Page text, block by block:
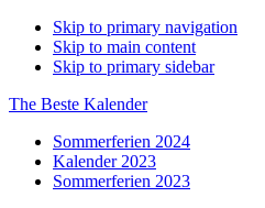
Skip to primary navigation
Skip to main content
Skip to primary sidebar
The Beste Kalender
Sommerferien 2024
Kalender 2023
Sommerferien 2023